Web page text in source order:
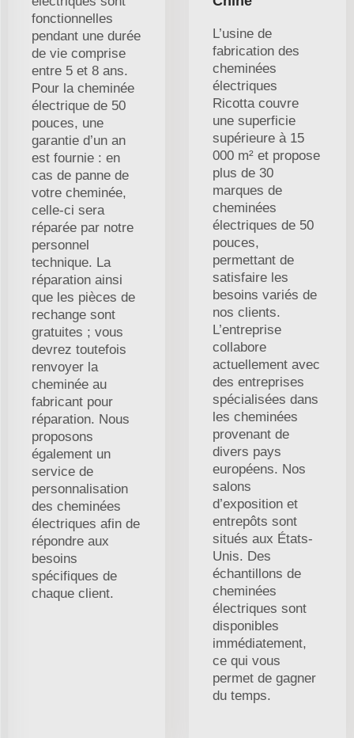
fonctionnelles
pendant une durée
de vie comprise
entre 5 et 8 ans.
Pour la cheminée
électrique de 50
pouces, une
garantie d’un an
est fournie : en
cas de panne de
votre cheminée,
celle-ci sera
réparée par notre
personnel
technique. La
réparation ainsi
que les pièces de
rechange sont
gratuites ; vous
devrez toutefois
renvoyer la
cheminée au
fabricant pour
réparation. Nous
proposons
également un
service de
personnalisation
des cheminées
électriques afin de
répondre aux
besoins
spécifiques de
chaque client.
L’usine de
fabrication des
cheminées
électriques
Ricotta couvre
une superficie
supérieure à 15
000 m² et propose
plus de 30
marques de
cheminées
électriques de 50
pouces,
permettant de
satisfaire les
besoins variés de
nos clients.
L’entreprise
collabore
actuellement avec
des entreprises
spécialisées dans
les cheminées
provenant de
divers pays
européens. Nos
salons
d’exposition et
entrepôts sont
situés aux États-
Unis. Des
échantillons de
cheminées
électriques sont
disponibles
immédiatement,
ce qui vous
permet de gagner
du temps.